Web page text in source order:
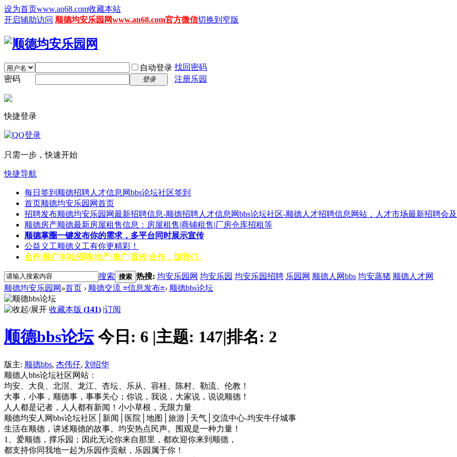
设为首页www.an68.com收藏本站
开启辅助访问 顺德均安乐园网www.an68.com官方微信切换到窄版
自动登录 找回密码
密码
登录 注册乐园
快捷登录
只需一步，快速开始
快捷导航
每日签到 顺德招聘人才信息网bbs论坛社区签到
首页顺德均安乐园网首页
招聘发布顺德均安乐园网最新招聘信息-顺德招聘人才信息网bbs论坛社区-顺德人才招聘信息网站，人才市场最新招聘会
顺德房产顺德最新房屋租售信息：房屋租售|商铺租售|厂房仓库招租等
顺德掌圈一键发布你的需求，多平台同时展示宣传
公益义工顺德义工有你更精彩！
合作/推广本站招聘|地产|推广|宣传|合作，加我们↓
搜索 搜索 热搜: 均安乐园网 均安乐园 均安乐园招聘 乐园网 顺德人网bbs 均安蒸猪 顺德人才网
顺德均安乐园网 »首页 › 顺德交流 ≡信息发布≡› 顺德bbs论坛
收藏本版 (141) |订阅
顺德bbs论坛 今日: 6 |主题: 147|排名: 2
版主: 顺德bbs, 杰伟仔, 刘绍华
顺德人bbs论坛社区网站：
均安、大良、北滘、龙江、杏坛、乐从、容桂、陈村、勒流、伦教！
大事，小事，顺德事，事事关心；你说，我说，大家说，说说顺德！
人人都是记者，人人都有新闻！小小草根，无限力量
顺德均安人网bbs论坛社区│新闻│医院│地图│旅游│天气│交流中心-均安牛仔城事
生活在顺德，讲述顺德的故事。均安热点民声。围观是一种力量！
1、爱顺德，撑乐园；因此无论你来自那里，都欢迎你来到顺德，
都支持你同我地一起为乐园作贡献，乐园属于你！